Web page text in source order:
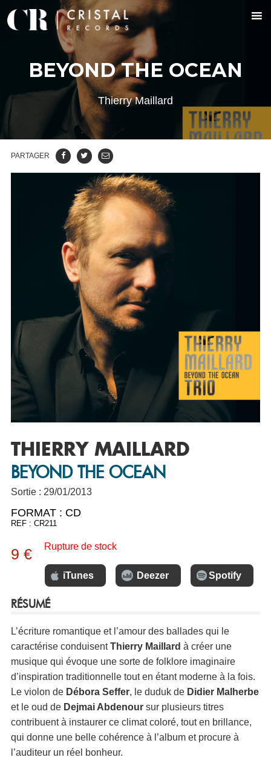
BEYOND THE OCEAN
Thierry Maillard
PARTAGER
THIERRY MAILLARD
BEYOND THE OCEAN
Sortie : 29/01/2013
FORMAT : CD
REF : CR211
9 € Rupture de stock
iTunes Deezer Spotify
RÉSUMÉ
L’écriture romantique et l’amour des ballades qui le
caractérise conduisentThierry Maillard à créer une
musique qui évoque une sorte de folklore imaginaire
d’inspiration traditionnelle tout en étant moderne à la fois.
Le violon de Débora Seffer, le duduk de Didier Malherbe
et le oud de Dejmai Abdenoursur plusieurs titres
contribuent à instaurer ce climat coloré, tout en brillance,
qui donne une belle cohérence à l’album et procure à
l’auditeur un réel bonheur.